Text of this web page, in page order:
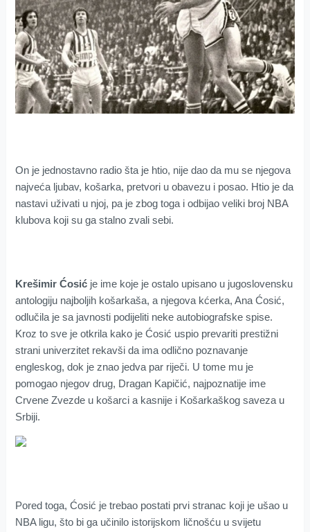
On je jednostavno radio šta je htio, nije dao da mu se njegova
najveća ljubav, košarka, pretvori u obavezu i posao. Htio je da
nastavi uživati u njoj, pa je zbog toga i odbijao veliki broj NBA
klubova koji su ga stalno zvali sebi.
Krešimir Ćosićje ime koje je ostalo upisano u jugoslovensku
antologiju najboljih košarkaša, a njegova kćerka, Ana Ćosić,
odlučila je sa javnosti podijeliti neke autobiografske spise.
Kroz to sve je otkrila kako je Ćosić uspio prevariti prestižni
strani univerzitet rekavši da ima odlično poznavanje
engleskog, dok je znao jedva par riječi. U tome mu je
pomogao njegov drug, Dragan Kapičić, najpoznatije ime
Crvene Zvezde u košarci a kasnije i Košarkaškog saveza u
Srbiji.
Pored toga, Ćosić je trebao postati prvi stranac koji je ušao u
NBA ligu, što bi ga učinilo istorijskom ličnošću u svijetu